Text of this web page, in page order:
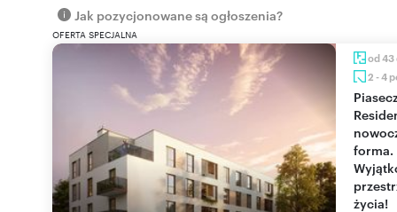
Jak pozycjonowane są ogłoszenia?
OFERTA SPECJALNA
od 43
2 - 4
Piaseczno
forma.
życia!